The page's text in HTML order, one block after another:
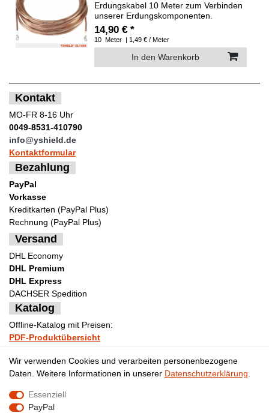
Erdungskabel 10 Meter zum Verbinden
unserer Erdungskomponenten.
14,90 € *
10 Meter | 1,49 € / Meter
In den Warenkorb
Kontakt
MO-FR 8-16 Uhr
0049-8531-410790
info@yshield.de
Kontaktformular
Bezahlung
PayPal
Vorkasse
Kreditkarten (PayPal Plus)
Rechnung (PayPal Plus)
Versand
DHL Economy
DHL Premium
DHL Express
DACHSER Spedition
Katalog
Offline-Katalog mit Preisen:
PDF-Produktübersicht
Impressum
Wir verwenden Cookies und verarbeiten personenbezogene
Daten. Weitere Informationen in unserer Daten­schutz­erklärung
Essenziell
PayPal